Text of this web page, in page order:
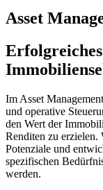
Asset
Im Asset
und operative
den Wert der
Renditen zu
Potenziale und
spezifischen
werden.